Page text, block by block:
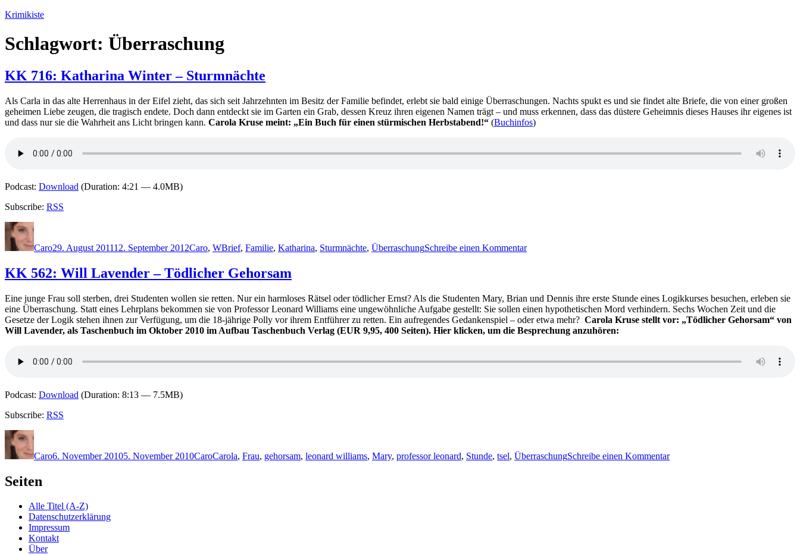
Zum
springen
Krimikiste
Schlagwort: Überraschung
KK 716: Katharina Winter – Sturmnächte
Als Carla in das alte Herrenhaus in der Eifel zieht, das sich seit Jahrzehnten im Besitz der Familie befindet, erlebt sie bald einige Überraschungen. Nachts spukt es und sie findet alte Briefe, die von einer großen
geheimen Liebe zeugen, die tragisch endete. Doch dann entdeckt sie im Garten ein Grab, dessen Kreuz ihren eigenen Namen trägt – und muss erkennen, dass das düstere Geheimnis dieses Hauses ihr eigenes ist
und dass nur sie die Wahrheit ans Licht bringen kann. Carola Kruse meint: „Ein Buch für einen stürmischen Herbstabend!“ (Buchinfos)
Podcast: Download (Duration: 4:21 — 4.0MB)
Subscribe: RSS
Autor
Caro29. August 201112. September 2012Caro, WBrief, Familie, Katharina, Sturmnächte, ÜberraschungSchreibe einen Kommentar716:
KK 562: Will Lavender – Tödlicher Gehorsam
Eine junge Frau soll sterben, drei Studenten wollen sie retten. Nur ein harmloses Rätsel oder tödlicher Ernst? Als die Studenten Mary, Brian und Dennis ihre erste Stunde eines Logikkurses besuchen, erleben sie
eine Überraschung. Statt eines Lehrplans bekommen sie von Professor Leonard Williams eine ungewöhnliche Aufgabe gestellt: Sie sollen einen hypothetischen Mord verhindern. Sechs Wochen Zeit und die
Gesetze der Logik stehen ihnen zur Verfügung, um die 18-jährige Polly vor ihrem Entführer zu retten. Ein aufregendes Gedankenspiel – oder etwa mehr? Carola Kruse stellt vor: „Tödlicher Gehorsam“ von
Will Lavender, als Taschenbuch im Oktober 2010 im Aufbau Taschenbuch Verlag (EUR 9,95, 400 Seiten). Hier klicken, um die Besprechung anzuhören:
Podcast: Download (Duration: 8:13 — 7.5MB)
Subscribe: RSS
Autor
Caro6. November 20105. November 2010CaroCarola, Frau, gehorsam, leonard williams, Mary, professor leonard, Stunde, tsel, ÜberraschungSchreibe einen Kommentar562:
Seiten
Alle Titel (A-Z)
Datenschutzerklärung
Impressum
Kontakt
Über